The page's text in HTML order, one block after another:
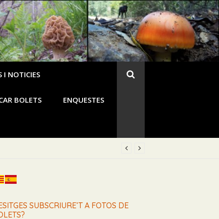
I NOTICIES
BOLETS ENQUESTES
verde, Seta del Cura, San Juanes)
SUBSCRIURE’T A FOTOS DE